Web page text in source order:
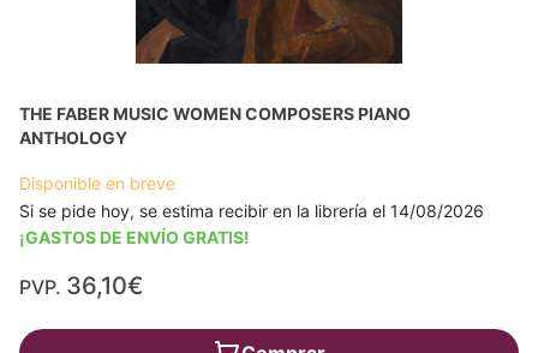
THE FABER MUSIC WOMEN COMPOSERS PIANO
ANTHOLOGY
Disponible en breve
Si se pide hoy, se estima recibir en la librería el 14/08/2026
¡GASTOS DE ENVÍO GRATIS!
PVP. 36,10€